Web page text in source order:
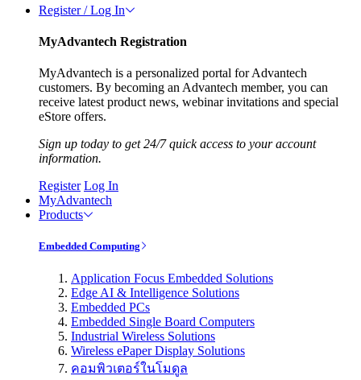
Register / Log In
MyAdvantech Registration
MyAdvantech is a personalized portal for Advantech
customers. By becoming an Advantech member, you can
receive latest product news, webinar invitations and special
eStore offers.
Sign up today to get 24/7 quick access to your account
information.
Register Log In
MyAdvantech
Products
Embedded Computing
Application Focus Embedded Solutions
Edge AI & Intelligence Solutions
Embedded PCs
Embedded Single Board Computers
Industrial Wireless Solutions
Wireless ePaper Display Solutions
คอมพิวเตอร์ในโมดูล